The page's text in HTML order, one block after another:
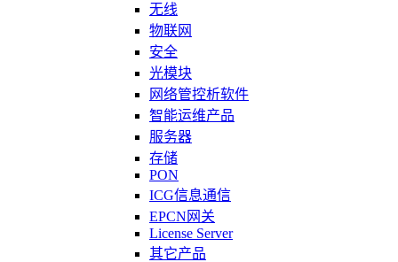
无线
物联网
安全
光模块
网络管控析软件
智能运维产品
服务器
存储
PON
ICG信息通信
EPCN网关
License Server
其它产品